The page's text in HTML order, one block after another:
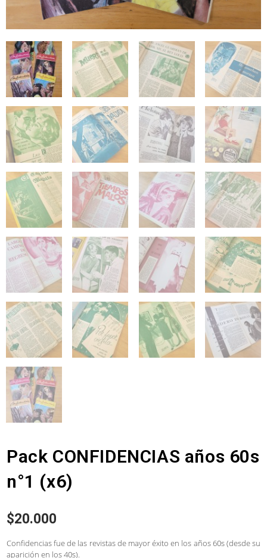
Pack CONFIDENCIAS años 60s
n°1 (x6)
$20.000
Confidencias fue de las revistas de mayor éxito en los años 60s (desde su
aparición en los 40s).